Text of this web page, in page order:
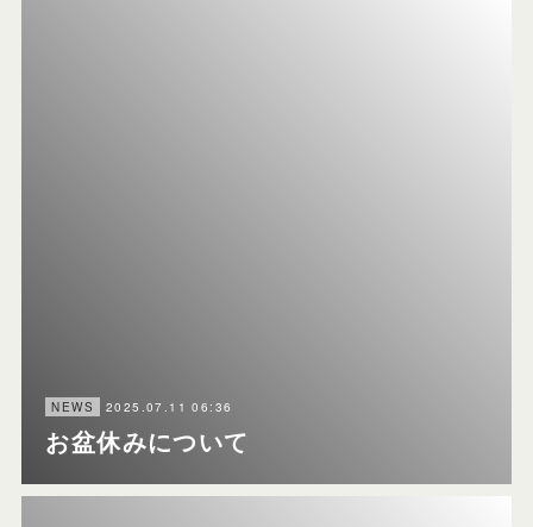
NEWS 2025.07.11 06:36
お盆休みについて